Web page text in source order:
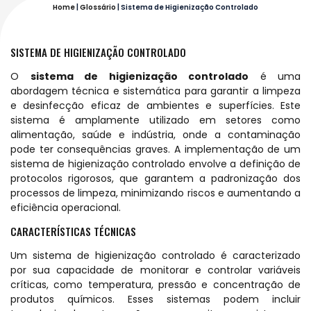
Home Glossário Sistema de Higienização Controlado
SISTEMA DE HIGIENIZAÇÃO CONTROLADO
O sistema de higienização controlado é uma
abordagem técnica e sistemática para garantir a limpeza
e desinfecção eficaz de ambientes e superfícies. Este
sistema é amplamente utilizado em setores como
alimentação, saúde e indústria, onde a contaminação
pode ter consequências graves. A implementação de um
sistema de higienização controlado envolve a definição de
protocolos rigorosos, que garantem a padronização dos
processos de limpeza, minimizando riscos e aumentando a
eficiência operacional.
CARACTERÍSTICAS TÉCNICAS
Um sistema de higienização controlado é caracterizado
por sua capacidade de monitorar e controlar variáveis
críticas, como temperatura, pressão e concentração de
produtos químicos. Esses sistemas podem incluir